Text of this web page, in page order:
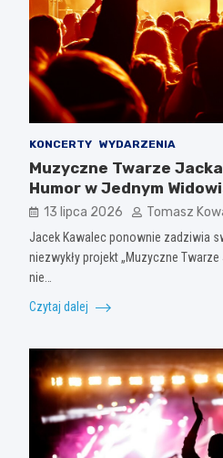
KONCERTY WYDARZENIA
Muzyczne Twarze
Humor w Jednym
13 lipca 2026 Tomasz
Jacek Kawalec ponownie zadziwia
niezwykły projekt „Muzyczne
nie…
Czytaj dalej